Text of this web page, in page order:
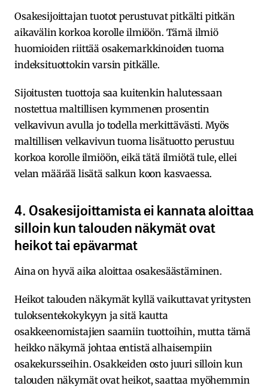
Osakesijoittajan tuotot perustuvat pitkälti pitkän
aikavälin korkoa korolle ilmiöön. Tämä ilmiö
huomioiden riittää osakemarkkinoiden tuoma
indeksituottokin varsin pitkälle.
Sijoitusten tuottoja saa kuitenkin halutessaan
nostettua maltillisen kymmenen prosentin
velkavivun avulla jo todella merkittävästi. Myös
maltillisen velkavivun tuoma lisätuotto perustuu
korkoa korolle ilmiöön, eikä tätä ilmiötä tule, ellei
velan määrää lisätä salkun koon kasvaessa.
4. Osakesijoittamista ei kannata aloittaa
silloin kun talouden näkymät ovat
heikot tai epävarmat
Aina on hyvä aika aloittaa osakesäästäminen.
Heikot talouden näkymät kyllä vaikuttavat yritysten
tuloksentekokykyyn ja sitä kautta
osakkeenomistajien saamiin tuottoihin, mutta tämä
heikko näkymä johtaa entistä alhaisempiin
osakekursseihin. Osakkeiden osto juuri silloin kun
talouden näkymät ovat heikot, saattaa myöhemmin